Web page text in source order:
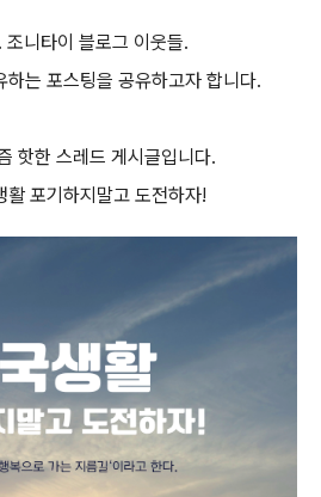
조니타이 블로그 이웃들.
는 포스팅을 공유하고자 합니다.
핫한 스레드 게시글입니다.
활 포기하지말고 도전하자!